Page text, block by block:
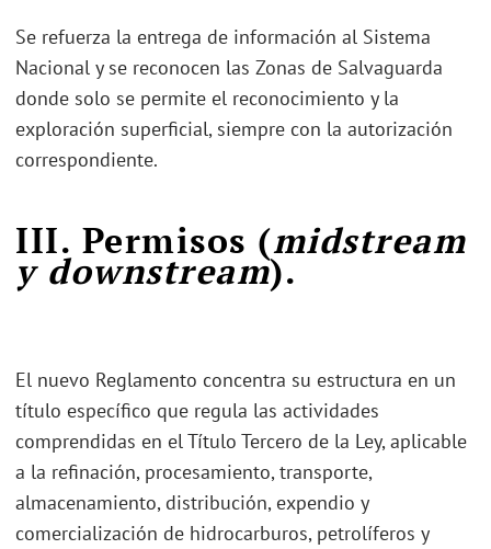
Se refuerza la entrega de información al Sistema
Nacional y se reconocen las Zonas de Salvaguarda
donde solo se permite el reconocimiento y la
exploración superficial, siempre con la autorización
correspondiente.
III. Permisos (midstream
y downstream).
El nuevo Reglamento concentra su estructura en un
título específico que regula las actividades
comprendidas en el Título Tercero de la Ley, aplicable
a la refinación, procesamiento, transporte,
almacenamiento, distribución, expendio y
comercialización de hidrocarburos, petrolíferos y